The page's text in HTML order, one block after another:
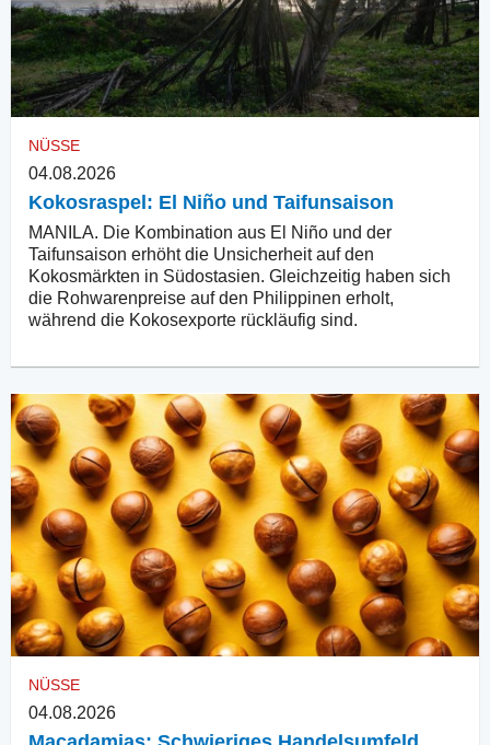
NÜSSE
04.08.2026
Kokosraspel: El Niño und Taifunsaison
MANILA. Die Kombination aus El Niño und der
Taifunsaison erhöht die Unsicherheit auf den
Kokosmärkten in Südostasien. Gleichzeitig haben sich
die Rohwarenpreise auf den Philippinen erholt,
während die Kokosexporte rückläufig sind.
NÜSSE
04.08.2026